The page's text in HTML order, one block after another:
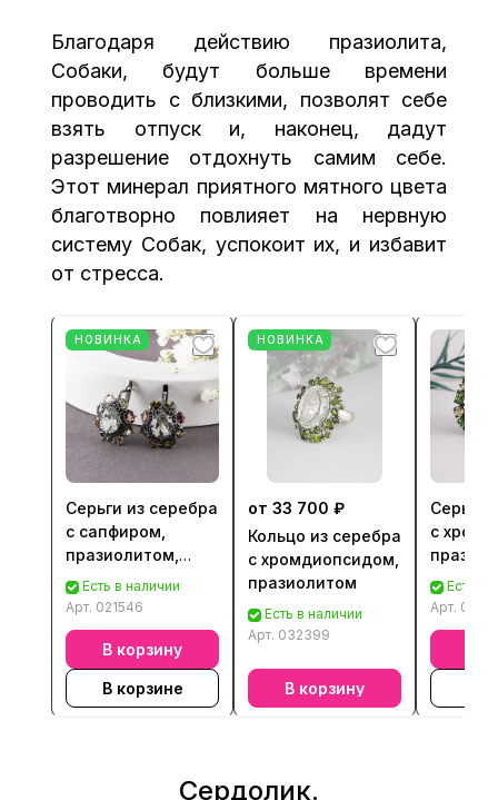
Благодаря действию празиолита,
Собаки, будут больше времени
проводить с близкими, позволят себе
взять отпуск и, наконец, дадут
разрешение отдохнуть самим себе.
Этот минерал приятного мятного цвета
благотворно повлияет на нервную
систему Собак, успокоит их, и избавит
от стресса.
НОВИНКА
Серьги из серебра
с сапфиром,
празиолитом,
турмалином
Есть в наличии
Арт. 021546
В корзину
В корзине
НОВИНКА
от 33 700 ₽
Кольцо из серебра
с хромдиопсидом,
празиолитом
Есть в наличии
Арт. 032399
В корзину
Серьги
с
Есть в
Арт.
Сердолик.